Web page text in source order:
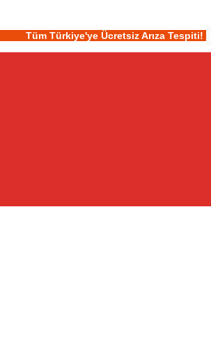
Tüm Türkiye'ye Ücretsiz Arıza Tespiti!